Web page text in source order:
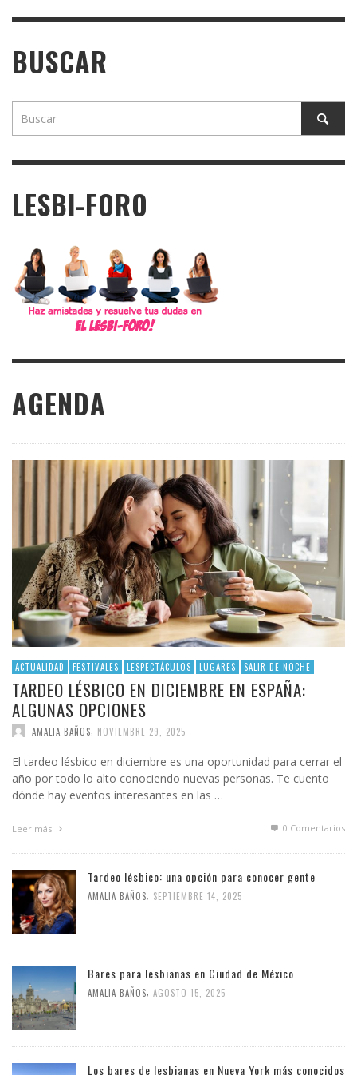
BUSCAR
LESBI-FORO
AGENDA
ACTUALIDAD FESTIVALES LESPECTÁCULOS LUGARES SALIR DE NOCHE
TARDEO LÉSBICO EN DICIEMBRE EN ESPAÑA:
ALGUNAS OPCIONES
AMALIA BAÑOS NOVIEMBRE 29, 2025
El tardeo lésbico en diciembre es una oportunidad para cerrar el
año por todo lo alto conociendo nuevas personas. Te cuento
dónde hay eventos interesantes en las …
Leer más 0 Comentarios
Tardeo lésbico: una opción para conocer gente
AMALIA BAÑOS, SEPTIEMBRE 14, 2025
Bares para lesbianas en Ciudad de México
AMALIA BAÑOS, AGOSTO 15, 2025
Los bares de lesbianas en Nueva York más conocidos